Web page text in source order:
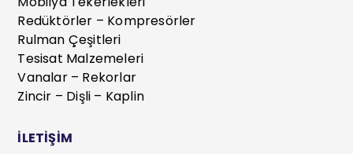
Redüktörler – Kompresörler
Rulman Çeşitleri
Tesisat Malzemeleri
Vanalar – Rekorlar
Zincir – Dişli – Kaplin
İLETİŞİM